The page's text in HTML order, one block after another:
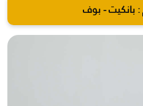
بانكيت - بوف